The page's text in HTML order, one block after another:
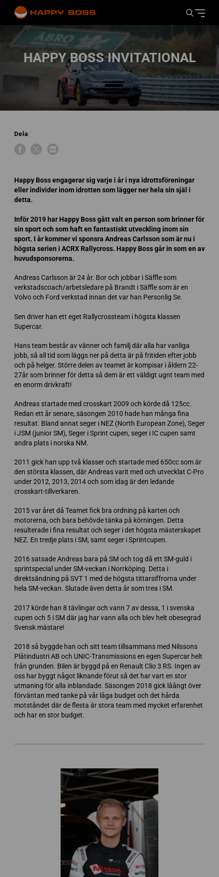
HAPPY BOSS INVITATIONAL
Dela
Happy Boss engagerar sig varje i år i nya idrottsföreningar
eller individer inom idrotten som lägger ner hela sin själ i
detta.
Inför 2019 har Happy Boss gått valt en person som brinner för
sin sport och som haft en fantastiskt utveckling inom sin
sport. I år kommer vi sponsra Andreas Carlsson som är nu i
högsta serien i ACRX Rallycross. Happy Boss går in som en av
huvudsponsorerna.
Andreas Carlsson är 24 år. Bor och jobbar i Säffle som
verkstadscoach/arbetsledare på Brandt i Säffle som är en
Volvo och Ford verkstad innan det var han Personlig Se.
Sen driver han ett eget Rallycrossteam i högsta klassen
Supercar.
Hans team består av vänner och familj där alla har vanliga
jobb, så all tid som läggs ner på detta är på fritiden efter jobb
och på helger. Större delen av teamet är kompisar i åldern 22-
27år som brinner för detta så dem är ett väldigt ugnt team med
en enorm drivkraft!
Andreas startade med crosskart 2009 och körde då 125cc.
Redan ett år senare, säsongen 2010 hade han många fina
resultat. Bland annat seger i NEZ (North European Zone), Seger
i JSM (junior SM), Seger i Sprint cupen, seger i IC cupen samt
andra plats i norska NM.
2011 gick han upp två klasser och startade med 650cc som är
den största klassen, där Andreas varit med och utvecklat C-Pro
under 2012, 2013, 2014 och som idag är den ledande
crosskart-tillverkaren.
2015 var året då Teamet fick bra ordning på karten och
motorerna, och bara behövde tänka på körningen. Detta
resulterade i fina resultat och seger i det högsta mästerskapet
NEZ. En tredje plats i SM, samt seger i Sprintcupen.
2016 satsade Andreas bara på SM och tog då ett SM-guld i
sprintspecial under SM-veckan i Norrköping. Detta i
direktsändning på SVT 1 med de högsta tittarsiffrorna under
hela SM-veckan. Slutade även detta år som trea i SM.
2017 körde han 8 tävlingar och vann 7 av dessa, 1 i svenska
cupen och 5 i SM där jag har vann alla och blev helt obesegrad
Svensk mästare!
2018 så byggde han och sitt team tillsammans med Nilssons
Plåtindustri AB och UNIC-Transmissions en egen Supercar helt
från grunden. Bilen är byggd på en Renault Clio 3 RS. Ingen av
oss har byggt något liknande förut så det har vart en stor
utmaning för alla inblandade. Säsongen 2018 gick låångt över
förväntan med tanke på vår låga budget och det hårda
motståndet där de flesta är stora team med mycket erfarenhet
och har en stor budget.